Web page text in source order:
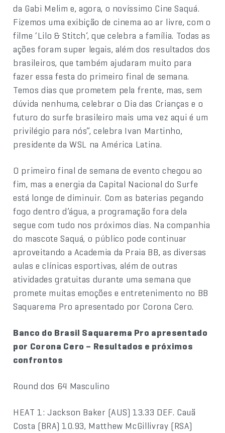
da Gabi Melim e, agora, o novíssimo Cine Saquá.
Fizemos uma exibição de cinema ao ar livre, com o
filme ‘Lilo & Stitch’, que celebra a família. Todas as
ações foram super legais, além dos resultados dos
brasileiros, que também ajudaram muito para
fazer essa festa do primeiro final de semana.
Temos dias que prometem pela frente, mas, sem
dúvida nenhuma, celebrar o Dia das Crianças e o
futuro do surfe brasileiro mais uma vez aqui é um
privilégio para nós”, celebra Ivan Martinho,
presidente da WSL na América Latina.
O primeiro final de semana de evento chegou ao
fim, mas a energia da Capital Nacional do Surfe
está longe de diminuir. Com as baterias pegando
fogo dentro d’água, a programação fora dela
segue com tudo nos próximos dias. Na companhia
do mascote Saquá, o público pode continuar
aproveitando a Academia da Praia BB, as diversas
aulas e clínicas esportivas, além de outras
atividades gratuitas durante uma semana que
promete muitas emoções e entretenimento no BB
Saquarema Pro apresentado por Corona Cero.
Banco do Brasil Saquarema Pro apresentado
por Corona Cero – Resultados e próximos
confrontos
Round dos 64 Masculino
HEAT 1: Jackson Baker (AUS) 13.33 DEF. Cauã
Costa (BRA) 10.93, Matthew McGillivray (RSA)